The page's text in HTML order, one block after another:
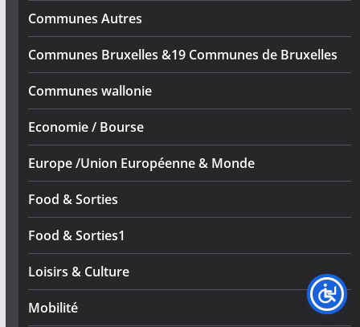
Communes Autres
Communes Bruxelles &19 Communes de Bruxelles
Communes wallonie
Economie / Bourse
Europe /Union Européenne & Monde
Food & Sorties
Food & Sorties1
Loisirs & Culture
Mobilité